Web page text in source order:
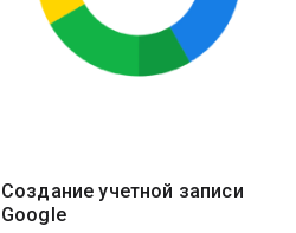
Создание учетной записи
Google